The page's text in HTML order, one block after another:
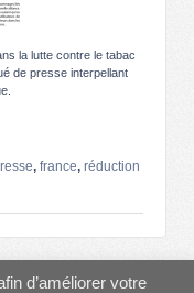
la lutte contre le tabac
de presse interpellant
, france, réduction
d’améliorer votre